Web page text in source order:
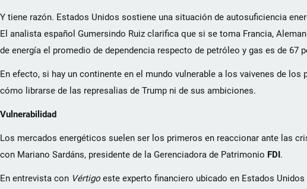
Y tiene razón. Estados Unidos sostiene una situación de autosuficiencia
El analista español Gumersindo Ruiz clarifica que si se toma Francia,
de energía el promedio de dependencia respecto de petróleo y gas es de 67
En efecto, si hay un continente en el mundo vulnerable a los vaivenes de
cómo librarse de las represalias de Trump ni de sus ambiciones.
Vulnerabilidad
Los mercados energéticos suelen ser los primeros en reaccionar ante las
con Mariano Sardáns, presidente de la Gerenciadora de Patrimonio FDI.
En entrevista con Vértigo este experto financiero ubicado en Estados